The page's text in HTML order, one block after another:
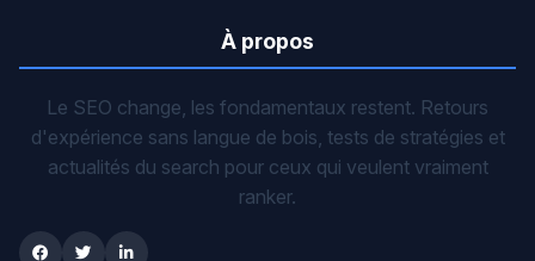
À propos
Le SEO change, les fondamentaux restent. Retours
d'expérience sans langue de bois, tests de stratégies et
actualités du search pour ceux qui veulent vraiment
ranker.